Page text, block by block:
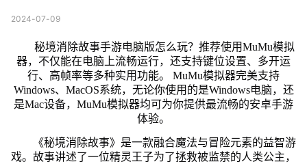
2024-07-09
秘境消除故事手游电脑版怎么玩？推荐使用MuMu模拟
器，不仅能在电脑上流畅运行，还支持键位设置、多开运
行、高帧率等多种实用功能。 MuMu模拟器完美支持
Windows、MacOS系统，无论你使用的是Windows电脑，还
是Mac设备，MuMu模拟器均可为你提供最流畅的安卓手游
体验。
《秘境消除故事》是一款融合魔法与冒险元素的益智游
戏。故事讲述了一位精灵王子为了拯救被监禁的人类公主，